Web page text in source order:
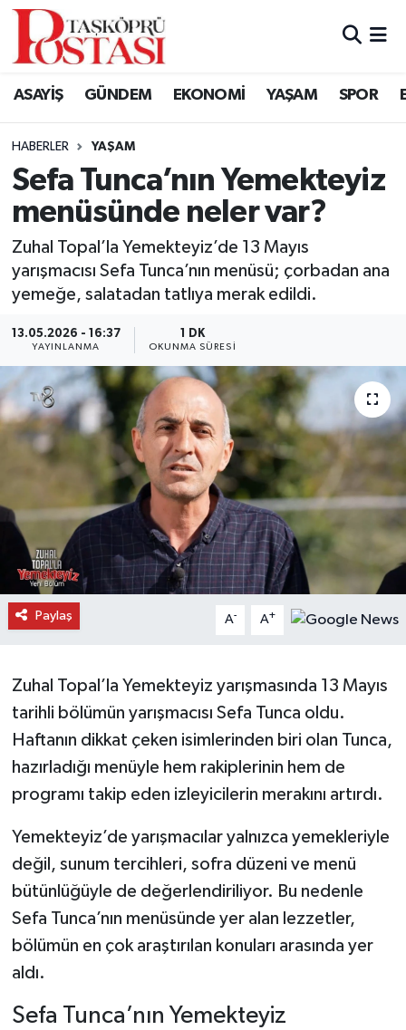
ASAYİŞ GÜNDEM EKONOMİ YAŞAM SPOR
HABERLER YAŞAM
Sefa Tunca’nın Yemekteyiz
menüsünde neler var?
Zuhal Topal’la Yemekteyiz’de 13 Mayıs
yarışmacısı Sefa Tunca’nın menüsü; çorbadan ana
yemeğe, salatadan tatlıya merak edildi.
13.05.2026 - 16:37
YAYINLANMA
1 DK
OKUNMA SÜRESI
Paylaş A- A+
Zuhal Topal’la Yemekteyiz yarışmasında 13 Mayıs
tarihli bölümün yarışmacısı Sefa Tunca oldu.
Haftanın dikkat çeken isimlerinden biri olan Tunca,
hazırladığı menüyle hem rakiplerinin hem de
programı takip eden izleyicilerin merakını artırdı.
Yemekteyiz’de yarışmacılar yalnızca yemekleriyle
değil, sunum tercihleri, sofra düzeni ve menü
bütünlüğüyle de değerlendiriliyor. Bu nedenle
Sefa Tunca’nın menüsünde yer alan lezzetler,
bölümün en çok araştırılan konuları arasında yer
aldı.
Sefa Tunca’nın Yemekteyiz
Kastamonu Vefat Edenler
Araç Haberleri
Azdavay Haberleri
Bozkurt Haberleri
Çatalzeytin Haberleri
Cide Haberleri
Daday Haberleri
Devrekani Haberleri
Doğanyurt Haberleri
Hanönü Haberleri
İhsangazi Haberleri
Küre Haberleri
Merkez Haberleri
Pınarbaşı Haberleri
Şenpazar Haberleri
Seydiler Haberleri
Taşköprü Haberleri